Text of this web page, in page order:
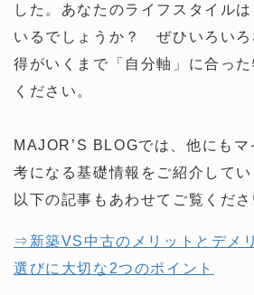
した。あなたのライフスタイル
いるでしょうか？ ぜひいろいろ
得がいくまで「自分軸」に合っ
ください。
MAJOR’S BLOGでは、他にも
考になる基礎情報をご紹介してい
以下の記事もあわせてご覧くださ
⇒新築VS中古のメリットとデメ
選びに大切な2つのポイント